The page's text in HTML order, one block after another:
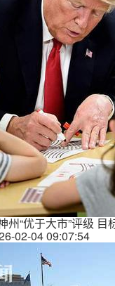
州“优于大市”评级 目
02-04 09:07:54